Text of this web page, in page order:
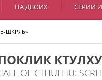
НА ДВОИХ СЕРИИ
ШКРЯБ»
OF CTHULHU: